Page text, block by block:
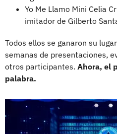
Yo Me Llamo Mini Celia
imitador de Gilberto
Todos ellos se ganaron su
semanas de presentaciones,
otros participantes. Ahora, el
palabra.